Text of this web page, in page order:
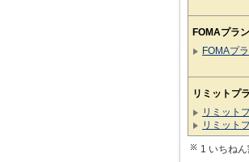
FOMAプラ
FOMAプ
リミットプ
リミット
リミット
1 いちね